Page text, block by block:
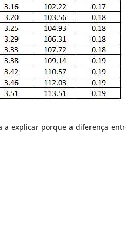
a explicar porque a diferença